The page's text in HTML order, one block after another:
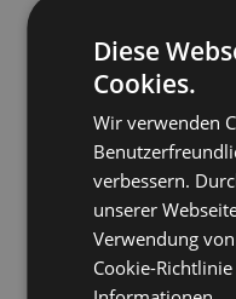
Gasthof
Diese
Cookies.
Wir verwenden
verbessern.
unserer
Verwendung
Cookie-Richtlinie